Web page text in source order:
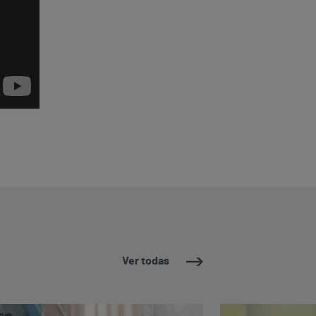
Ver todas